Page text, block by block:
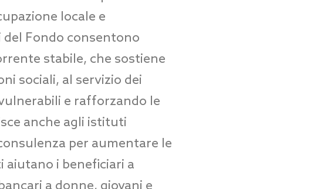
locale e
Fondo consentono
stabile, che sostiene
sociali, al servizio dei
e rafforzando le
anche agli istituti
per aumentare le
i beneficiari a